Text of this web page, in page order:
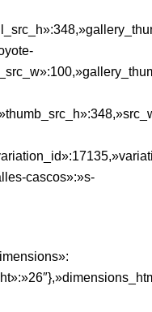
cascos»:»s-